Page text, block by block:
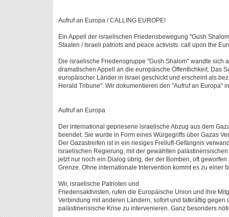
Aufruf an Europa / CALLING EUROPE!
Ein Appell der israelischen Friedensbewegung "Gush
Staaten / Israeli patriots and peace activists: call upon the
Die israelische Friedensgruppe "Gush Shalom" wandte sich
dramatischen Appell an die europäische Öffentlichkeit. Das
europäischer Länder in Israel geschickt und erscheint als
Herald Tribune". Wir dokumentieren den "Aufruf an Europa"
Aufruf an Europa
Der international gepriesene israelische Abzug aus dem
beendet. Sie wurde in Form eines Würgegriffs über Gazas
Der Gazastreifen ist in ein riesiges Freiluft-Gefängnis
israelischen Regierung, mit der gewählten
jetzt nur noch ein Dialog übrig, der der Bomben, oft
Grenze. Ohne internationale Intervention kommt es zu einer
Wir, israelische Patrioten und
Friedensaktivisten, rufen die Europäische Union und ihre
Verbindung mit anderen Ländern, sofort und tatkräftig
palästinensische Krise zu intervenieren. Ganz besonders